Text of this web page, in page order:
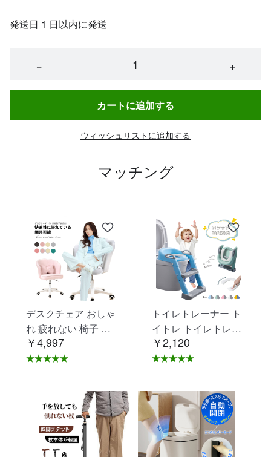
発送日 1 日以内に発送
− +
カートに追加する
ウィッシュリストに追加する
マッチング
デスクチェア おしゃ
れ 疲れない 椅子 白
ホワイト デスクチェ
ア 疲れにくい 学習椅
学習チェア オフィス
チェア パソコンチェ
ア ベロア調 インテリ
ア 椅子 イス 在宅ワ
ーク アシェル ブリリ
￥4,997
トイレトレーナー ト
イトレ トイレトレー
ニング トイレ 練習
折りたたみ おまる 補
供用 便座 トイレ補助
踏み台 男の子 女の子
子供 子ども トイトレ
送料無料 ステップ ス
テップ台 トイレ D-2
￥2,120